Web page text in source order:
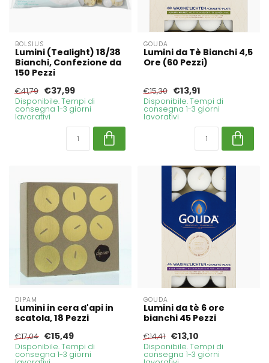
BOLSIUS
Lumini (Tealight) 18/38
Bianchi, Confezione da
150 Pezzi
€41,79 €37,99
Disponibile. Tempi di
consegna 1-3 giorni
lavorativi
GOUDA
Lumini da Tè Bianchi 4,5
Ore (60 Pezzi)
€15,30 €13,91
Disponibile. Tempi di
consegna 1-3 giorni
lavorativi
DIPAM
Lumini in cera d'api in
scatola, 18 Pezzi
€17,04 €15,49
Disponibile. Tempi di
consegna 1-3 giorni
GOUDA
Lumini da tè 6 ore
bianchi 45 Pezzi
€14,41 €13,10
Disponibile. Tempi di
consegna 1-3 giorni